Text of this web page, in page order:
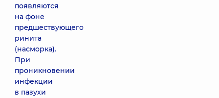
появляются
на фоне
предшествующего
ринита
(насморка).
При
проникновении
инфекции
в пазухи